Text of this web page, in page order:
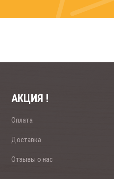
АКЦИЯ !
Оплата
Доставка
Отзывы о нас